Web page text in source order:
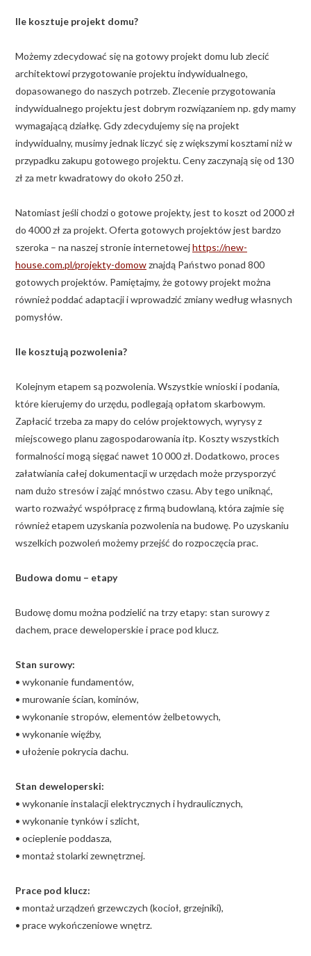
Ile kosztuje projekt domu?
Możemy zdecydować się na gotowy projekt domu lub zlecić
architektowi przygotowanie projektu indywidualnego,
dopasowanego do naszych potrzeb. Zlecenie przygotowania
indywidualnego projektu jest dobrym rozwiązaniem np. gdy mamy
wymagającą działkę. Gdy zdecydujemy się na projekt
indywidualny, musimy jednak liczyć się z większymi kosztami niż w
przypadku zakupu gotowego projektu. Ceny zaczynają się od 130
zł za metr kwadratowy do około 250 zł.
Natomiast jeśli chodzi o gotowe projekty, jest to koszt od 2000 zł
do 4000 zł za projekt. Oferta gotowych projektów jest bardzo
szeroka – na naszej stronie internetowejhttps://new-
house.com.pl/projekty-domowznajdą Państwo ponad 800
gotowych projektów. Pamiętajmy, że gotowy projekt można
również poddać adaptacji i wprowadzić zmiany według własnych
pomysłów.
Ile kosztują pozwolenia?
Kolejnym etapem są pozwolenia. Wszystkie wnioski i podania,
które kierujemy do urzędu, podlegają opłatom skarbowym.
Zapłacić trzeba za mapy do celów projektowych, wyrysy z
miejscowego planu zagospodarowania itp. Koszty wszystkich
formalności mogą sięgać nawet 10 000 zł. Dodatkowo, proces
załatwiania całej dokumentacji w urzędach może przysporzyć
nam dużo stresów i zająć mnóstwo czasu. Aby tego uniknąć,
warto rozważyć współpracę z firmą budowlaną, która zajmie się
również etapem uzyskania pozwolenia na budowę. Po uzyskaniu
wszelkich pozwoleń możemy przejść do rozpoczęcia prac.
Budowa domu – etapy
Budowę domu można podzielić na trzy etapy: stan surowy z
dachem, prace deweloperskie i prace pod klucz.
Stan surowy:
• wykonanie fundamentów,
• murowanie ścian, kominów,
• wykonanie stropów, elementów żelbetowych,
• wykonanie więźby,
• ułożenie pokrycia dachu.
Stan deweloperski:
• wykonanie instalacji elektrycznych i hydraulicznych,
• wykonanie tynków i szlicht,
• ocieplenie poddasza,
• montaż stolarki zewnętrznej.
Prace pod klucz:
• montaż urządzeń grzewczych (kocioł, grzejniki),
• prace wykończeniowe wnętrz.